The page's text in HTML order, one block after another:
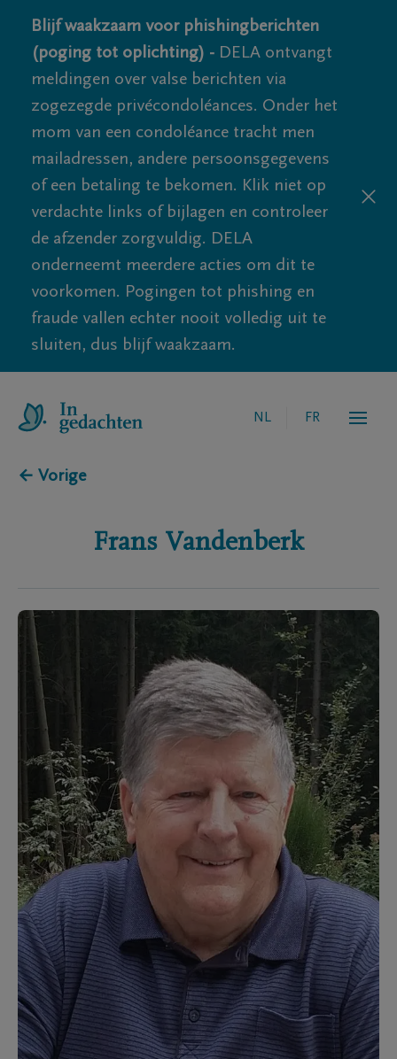
Blijf waakzaam voor phishingberichten
(poging tot oplichting) - DELA ontvangt
meldingen over valse berichten via
zogezegde privécondoléances. Onder het
mom van een condoléance tracht men
mailadressen, andere persoonsgegevens
of een betaling te bekomen. Klik niet op
verdachte links of bijlagen en controleer
de afzender zorgvuldig. DELA
onderneemt meerdere acties om dit te
voorkomen. Pogingen tot phishing en
fraude vallen echter nooit volledig uit te
sluiten, dus blijf waakzaam.
NL FR
← Vorige
Frans Vandenberk